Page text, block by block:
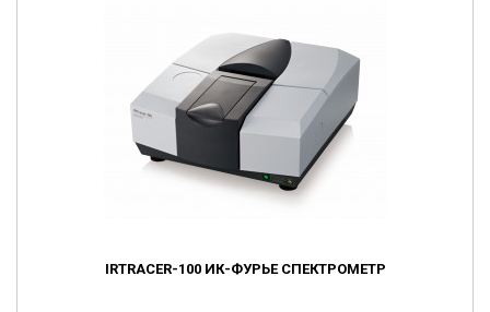
IRTRACER-100 ИК-ФУРЬЕ СПЕКТРОМЕТР